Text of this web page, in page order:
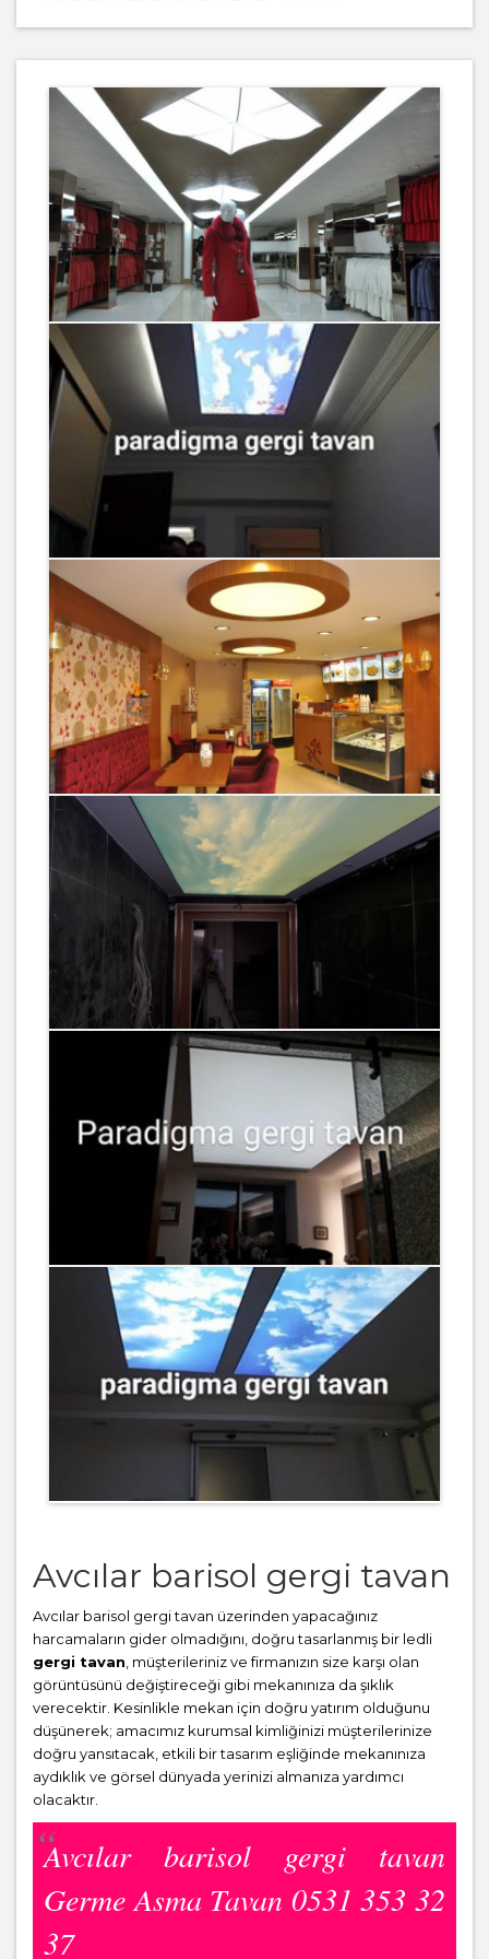
Avcılar barisol gergi tavan
Avcılar barisol gergi tavan üzerinden yapacağınız
harcamaların gider olmadığını, doğru tasarlanmış bir ledli
gergi tavan , müşterileriniz ve firmanızın size karşı olan
görüntüsünü değiştireceği gibi mekanınıza da şıklık
verecektir. Kesinlikle mekan için doğru yatırım olduğunu
düşünerek; amacımız kurumsal kimliğinizi müşterilerinize
doğru yansıtacak, etkili bir tasarım eşliğinde mekanınıza
aydıklık ve görsel dünyada yerinizi almanıza yardımcı
olacaktır.
Avcılar barisol gergi tavan
Germe Asma Tavan 0531 353 32
37